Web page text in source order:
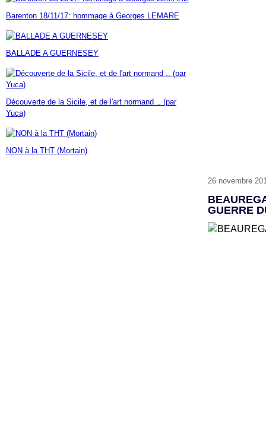
Janvier(7)
Février(9)
Janvier(18)
Mars(60)
Février(24)
Janvier(23)
Avril(14)
Mars (17)
Février(46)
Janvier (35)
Barenton 18/11/17: hommage à Georges LEMARE
BALLADE A GUERNESEY
Découverte de la Sicile, et de l'art normand .. (par
Yuca)
NON à la THT (Mortain)
26 novembre
GUERRE